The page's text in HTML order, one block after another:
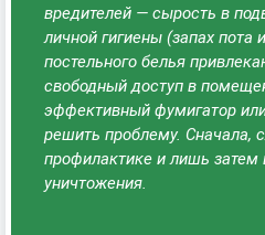
вредителей — сырость в
личной гигиены (запах пота
постельного белья
свободный доступ в
эффективный фумигатор
решить проблему. Сначала,
профилактике и лишь
уничтожения.